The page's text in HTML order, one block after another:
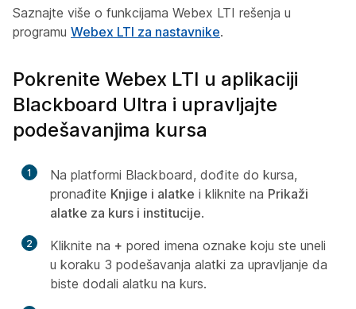
Saznajte više o funkcijama Webex LTI rešenja u
programu Webex LTI za nastavnike.
Pokrenite Webex LTI u aplikaciji
Blackboard Ultra i upravljajte
podešavanjima kursa
1
Na platformi Blackboard, dođite do kursa,
pronađite Knjige i alatke i kliknite na Prikaži
alatke za kurs i institucije.
2 Kliknite na + pored imena oznake koju ste uneli
u koraku 3 podešavanja alatki za upravljanje da
biste dodali alatku na kurs.